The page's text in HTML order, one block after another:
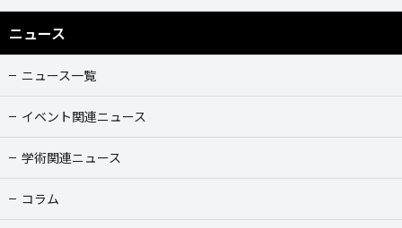
ニュース
ニュース一覧
イベント関連ニュース
学術関連ニュース
コラム